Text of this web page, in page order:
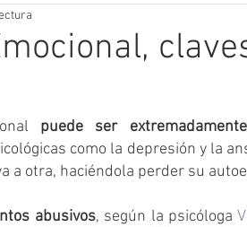
puede ser
como la depresión y la
a otra, haciéndola perder su
abusivos, según la psicóloga